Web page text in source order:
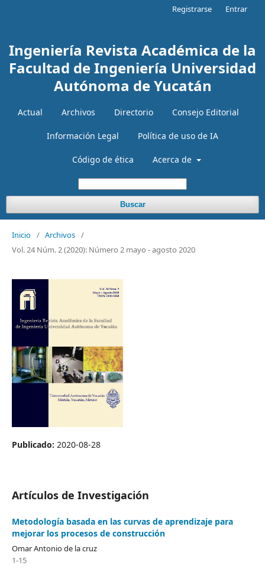
Ingeniería Revista Académica de la
Facultad de Ingeniería Universidad
Autónoma de Yucatán
Actual Archivos Directorio Consejo Editorial
Información Legal Política de uso de IA
Código de ética Acerca de
Buscar
Registrarse Entrar
Inicio / Archivos /
Vol. 24 Núm. 2 (2020): Número 2 mayo - agosto 2020
Publicado: 2020-08-28
Artículos de Investigación
Metodología basada en las curvas de aprendizaje para
mejorar los procesos de construcción
Omar Antonio de la cruz
1-15